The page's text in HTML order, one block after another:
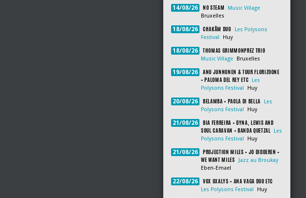
14/08/26 NO STEAM
Music Village
Bruxelles
18/08/26 CHAKÂM DUO
Les Polysons
Festival
Huy
18/08/26 THOMAS GRIMMONPREZ TRIO
Music Village Bruxelles
19/08/26
ANU JUNNONEN & TUUR FLORIZOONE
+ PALOMA DEL REY ETC
Les
Polysons Festival
Huy
20/08/26 BELAMBA + PAOLA DI BELLA
Les
Polysons Festival
Huy
21/08/26
BIA FERREIRA + DYNA, LEWIS AND
SOUL CARAVAN + BANDA QUETZAL
Les
Polysons Festival
Huy
21/08/26
PROJECTION MILES + JO DIDDEREN +
WE WANT MILES
Jazz au Broukay
Eben-Emael
22/08/26 VOX OXALYS + ANA VAGA DUO ETC
Les Polysons Festival Huy